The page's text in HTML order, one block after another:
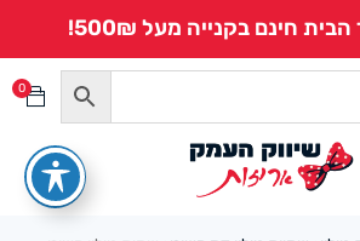
חינם בקנייה מעל 500₪!
0